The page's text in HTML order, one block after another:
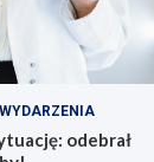
WYDARZENIA
odebrał